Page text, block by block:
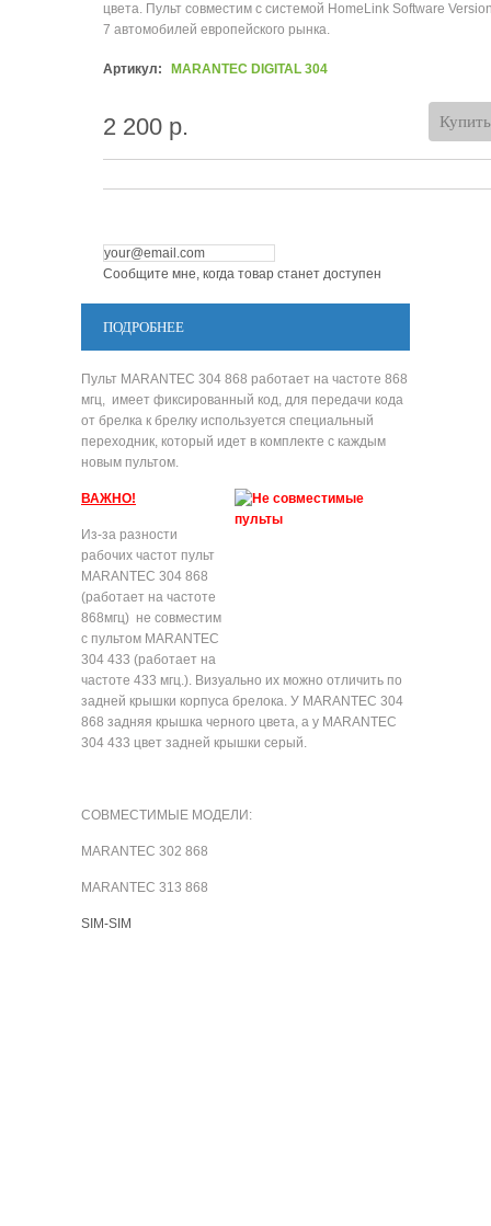
цвета. Пульт совместим с системой HomeLink Software
7 автомобилей европейского рынка.
Артикул: MARANTEC DIGITAL 304
2 200 р. Купить
Сообщите мне, когда товар станет доступен
ПОДРОБНЕЕ
Пульт MARANTEC 304 868 работает на частоте 868
мгц, имеет фиксированный код, для передачи кода
от брелка к брелку используется специальный
переходник, который идет в комплекте с каждым
новым пультом.
ВАЖНО!
Из-за разности
рабочих частот пульт
MARANTEC 304 868
(работает на частоте
868мгц) не совместим
с пультом MARANTEC
304 433 (работает на
частоте 433 мгц.). Визуально их можно отличить по
задней крышки корпуса брелока. У MARANTEC 304
868 задняя крышка черного цвета, а у MARANTEC
304 433 цвет задней крышки серый.
СОВМЕСТИМЫЕ МОДЕЛИ:
MARANTEC 302 868
MARANTEC 313 868
SIM-SIM